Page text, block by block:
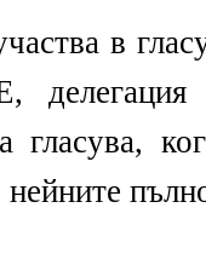
в
нейните